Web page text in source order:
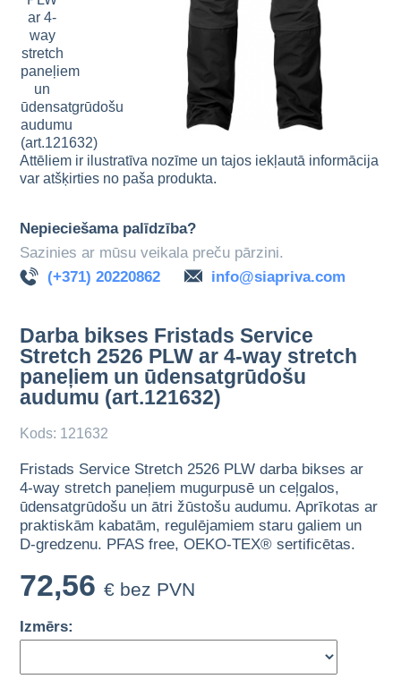
Attēliem ir ilustratīva nozīme un tajos iekļautā informācija
var atšķirties no paša produkta.
Nepieciešama palīdzība?
Sazinies ar mūsu veikala preču pārzini.
(+371) 20220862
info@siapriva.com
Darba bikses Fristads Service
Stretch 2526 PLW ar 4-way stretch
paneļiem un ūdensatgrūdošu
audumu (art.121632)
Kods: 121632
Fristads Service Stretch 2526 PLW darba bikses ar
4-way stretch paneļiem mugurpusē un ceļgalos,
ūdensatgrūdošu un ātri žūstošu audumu. Aprīkotas ar
praktiskām kabatām, regulējamiem staru galiem un
D-gredzenu. PFAS free, OEKO-TEX® sertificētas.
72,56 € bez PVN
Izmērs: